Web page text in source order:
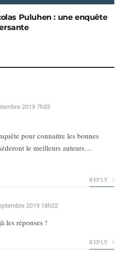
Puluhen : une enquête
2019 7h33
pour connaitre les bonnes
le meilleurs auteurs…
REPLY
2019 18h02
les réponses !
REPLY